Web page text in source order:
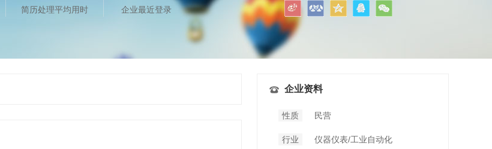
简历处理平均用时 企业最近登录
企业资料
性质 民营
行业 仪器仪表/工业自动化